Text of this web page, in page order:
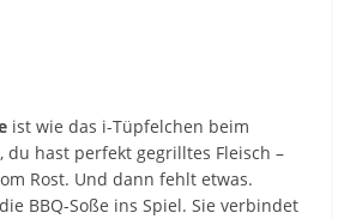
ist wie das i-Tüpfelchen beim
du hast perfekt gegrilltes Fleisch –
Rost. Und dann fehlt etwas.
BBQ-Soße ins Spiel. Sie verbindet